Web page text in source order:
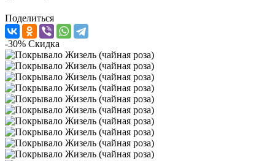
Поделиться
-30% Скидка